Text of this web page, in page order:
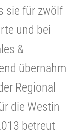
sie für zwölf
und bei
&
übernahm
Regional
die Westin
betreut